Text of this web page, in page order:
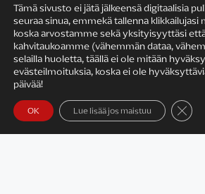
Tämä sivusto ei jätä jälkeensä digitaalisia
seuraa sinua, emmekä tallenna klikkailujasi
koska arvostamme sekä yksityisyyttäsi
kahvitaukoamme (vähemmän dataa,
selailla huoletta, täällä ei ole mitään
evästeilmoituksia, koska ei ole
päivää!
OK Lue lisää jos maistuu Sulje